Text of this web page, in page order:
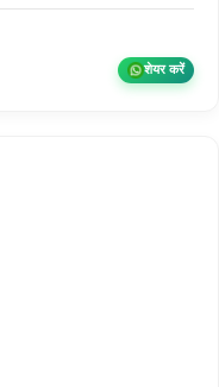
शेयर करें